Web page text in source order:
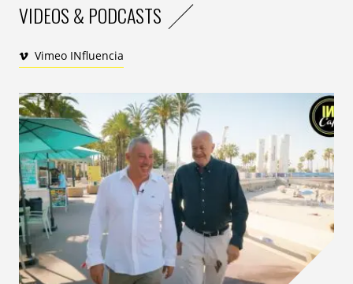
VIDEOS & PODCASTS
Vimeo INfluencia